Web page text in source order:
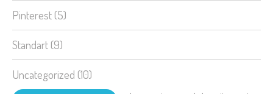
Pinterest (5)
Standart (9)
Uncategorized (10)